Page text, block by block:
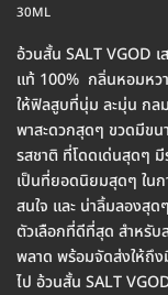
30ML
อ้วนสั้น SALT VGOD
แท้ 100% กลิ่นหอมหว
ให้ฟิลสูบที่นุ่ม ละมุ่น กล
พาสะดวกสุดๆ ขวดมีข
รสชาติ ที่โดดเด่นสุดๆ
เป็นที่ยอดนิยมสุดๆ ในก
สนใจ และ น่าลิ้มลองสุด
ตัวเลือกที่ดีที่สุด สำหรับ
พลาด พร้อมจัดส่งให้ถึง
ไป อ้วนสั้น SALT